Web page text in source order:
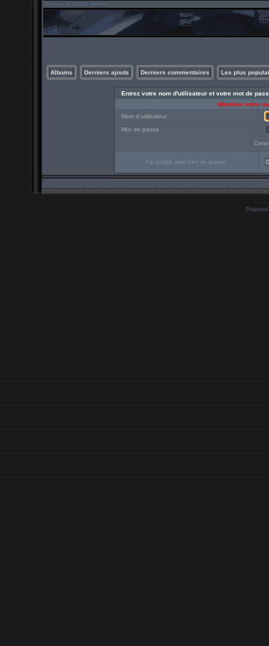
Albums Derniers ajouts Derniers commentaires Les plus
Entrez votre nom d'utilisateur et votre mot de
Attention votre
Nom d'utilisateur
Mot de passe
J'ai oublié mon mot de passe